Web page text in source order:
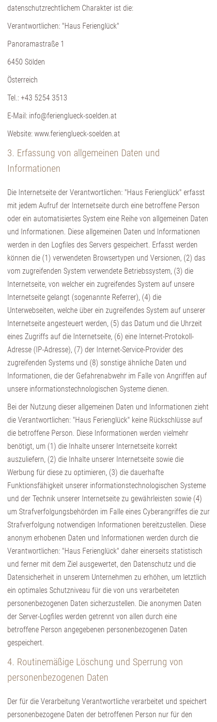
datenschutzrechtlichem Charakter ist die:
Verantwortlichen: "Haus Ferienglück"
Panoramastraße 1
6450 Sölden
Österreich
Tel.: +43 5254 3513
E-Mail: info@ferienglueck-soelden.at
Website: www.ferienglueck-soelden.at
3. Erfassung von allgemeinen Daten und
Informationen
Die Internetseite der Verantwortlichen: "Haus Ferienglück" erfasst
mit jedem Aufruf der Internetseite durch eine betroffene Person
oder ein automatisiertes System eine Reihe von allgemeinen Daten
und Informationen. Diese allgemeinen Daten und Informationen
werden in den Logfiles des Servers gespeichert. Erfasst werden
können die (1) verwendeten Browsertypen und Versionen, (2) das
vom zugreifenden System verwendete Betriebssystem, (3) die
Internetseite, von welcher ein zugreifendes System auf unsere
Internetseite gelangt (sogenannte Referrer), (4) die
Unterwebseiten, welche über ein zugreifendes System auf unserer
Internetseite angesteuert werden, (5) das Datum und die Uhrzeit
eines Zugriffs auf die Internetseite, (6) eine Internet-Protokoll-
Adresse (IP-Adresse), (7) der Internet-Service-Provider des
zugreifenden Systems und (8) sonstige ähnliche Daten und
Informationen, die der Gefahrenabwehr im Falle von Angriffen auf
unsere informationstechnologischen Systeme dienen.
Bei der Nutzung dieser allgemeinen Daten und Informationen zieht
die Verantwortlichen: "Haus Ferienglück" keine Rückschlüsse auf
die betroffene Person. Diese Informationen werden vielmehr
benötigt, um (1) die Inhalte unserer Internetseite korrekt
auszuliefern, (2) die Inhalte unserer Internetseite sowie die
Werbung für diese zu optimieren, (3) die dauerhafte
Funktionsfähigkeit unserer informationstechnologischen Systeme
und der Technik unserer Internetseite zu gewährleisten sowie (4)
um Strafverfolgungsbehörden im Falle eines Cyberangriffes die zur
Strafverfolgung notwendigen Informationen bereitzustellen. Diese
anonym erhobenen Daten und Informationen werden durch die
Verantwortlichen: "Haus Ferienglück" daher einerseits statistisch
und ferner mit dem Ziel ausgewertet, den Datenschutz und die
Datensicherheit in unserem Unternehmen zu erhöhen, um letztlich
ein optimales Schutzniveau für die von uns verarbeiteten
personenbezogenen Daten sicherzustellen. Die anonymen Daten
der Server-Logfiles werden getrennt von allen durch eine
betroffene Person angegebenen personenbezogenen Daten
gespeichert.
4. Routinemäßige Löschung und Sperrung von
personenbezogenen Daten
Der für die Verarbeitung Verantwortliche verarbeitet und speichert
personenbezogene Daten der betroffenen Person nur für den